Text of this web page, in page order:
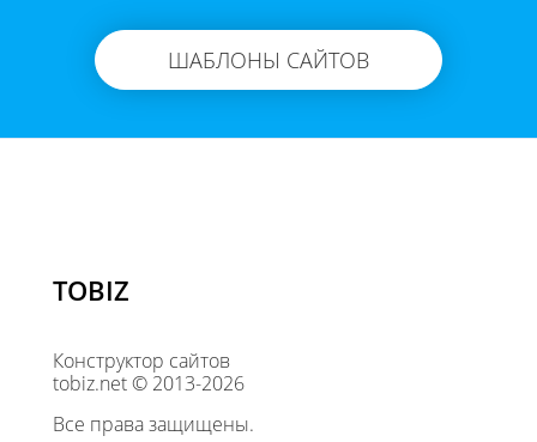
ШАБЛОНЫ САЙТОВ
TOBIZ
Конструктор сайтов
tobiz.net © 2013-2026
Все права защищены.